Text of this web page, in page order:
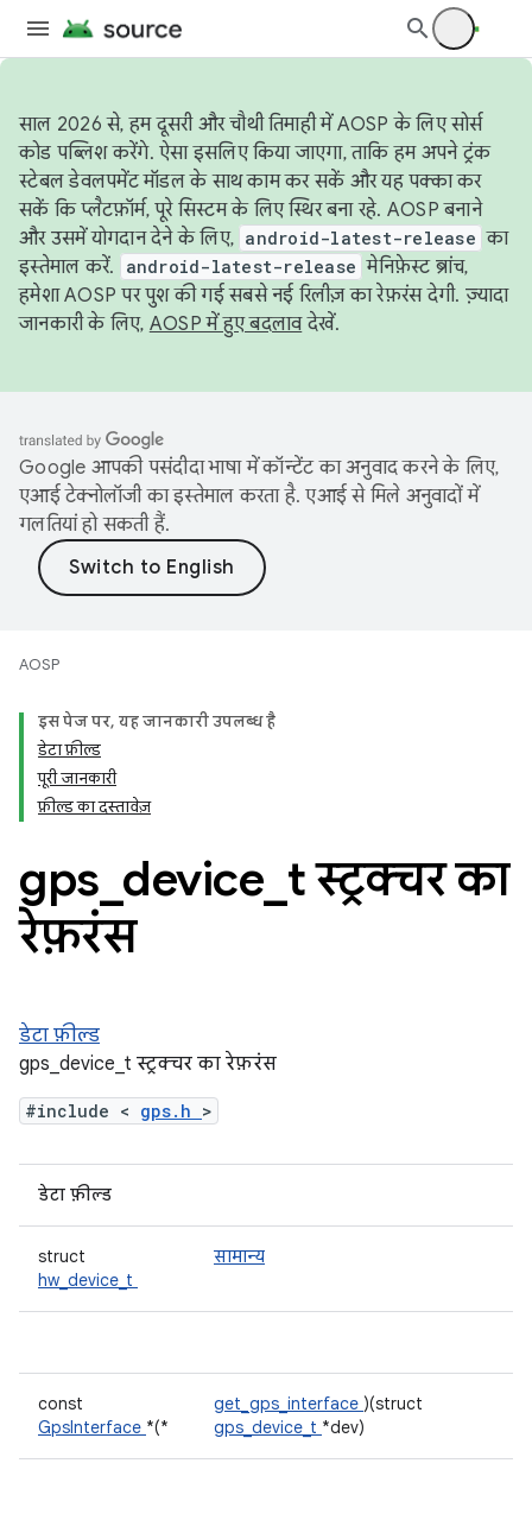
साल 2026 से, हम दूसरी और चौथी तिमाही में AOSP के लिए सोर्स
कोड पब्लिश करेंगे. ऐसा इसलिए किया जाएगा, ताकि हम अपने ट्रंक
स्टेबल डेवलपमेंट मॉडल के साथ काम कर सकें और यह पक्का कर
सकें कि प्लैटफ़ॉर्म, पूरे सिस्टम के लिए स्थिर बना रहे. AOSP बनाने
और उसमें योगदान देने के लिए, android-latest-release का
इस्तेमाल करें.
android-latest-release मेनिफ़ेस्ट ब्रांच,
हमेशा AOSP पर पुश की गई सबसे नई रिलीज़ का रेफ़रंस देगी. ज़्यादा
जानकारी के लिए, AOSP में हुए बदलावदेखें.
Google आपकी पसंदीदा भाषा में कॉन्टेंट का अनुवाद करने के लिए,
एआई टेक्नोलॉजी का इस्तेमाल करता है. एआई से मिले अनुवादों में
गलतियां हो सकती हैं.
AOSP
इस पेज पर, यह जानकारी उपलब्ध है
डेटा फ़ील्ड
पूरी जानकारी
फ़ील्ड का दस्तावेज़
gps device t स्ट्रक्चर का
रेफ़रंस
डेटा फ़ील्ड
gps_device_t स्ट्रक्चर का रेफ़रंस
#include < gps.h >
डेटा फ़ील्ड
struct
hw_device_t
सामान्य
const
GpsInterface *(*
get_gps_interface )(struct
gps_device_t *dev)